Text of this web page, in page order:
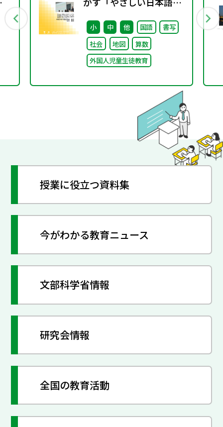
① ～「やさしい日本語」
とは～
小 中 他 国語
書写
社会
地図
算数
外国人児童生徒教育
授業に役立つ資料集
今がわかる教育ニュース
文部科学省情報
研究会情報
全国の教育活動